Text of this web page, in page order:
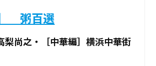
］ 粥百選
梨尚之・［中華編］横浜中華街